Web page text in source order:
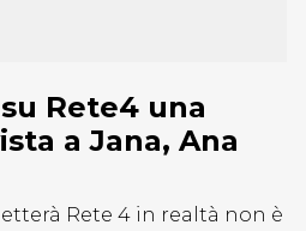
Rete4 una
a Jana, Ana
Rete 4 in realtà non è